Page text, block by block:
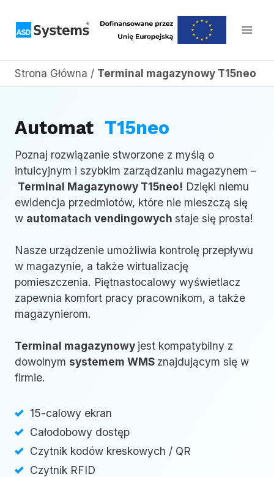
Strona Główna / Terminal magazynowy T15neo
Automat T15neo
Poznaj rozwiązanie stworzone z myślą o
intuicyjnym i szybkim zarządzaniu magazynem –
Terminal Magazynowy T15neo! Dzięki niemu
ewidencja przedmiotów, które nie mieszczą się
w automatach vendingowych staje się prosta!
Nasze urządzenie umożliwia kontrolę przepływu
w magazynie, a także wirtualizację
pomieszczenia. Piętnastocalowy wyświetlacz
zapewnia komfort pracy pracownikom, a także
magazynierom.
Terminal magazynowy jest kompatybilny z
dowolnym systemem WMS znajdującym się w
firmie.
15-calowy ekran
Całodobowy dostęp
Czytnik kodów kreskowych / QR
Czytnik RFID